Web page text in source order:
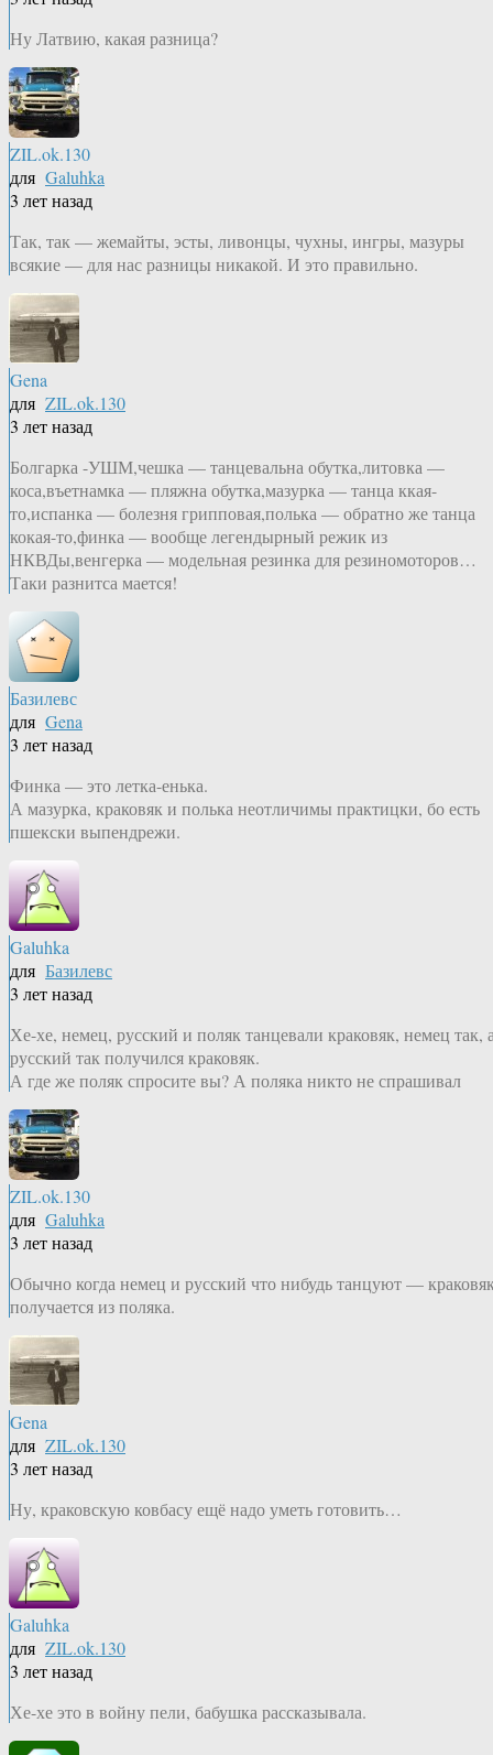
Ну Латвию, какая разница?
ZIL.ok.130
для Galuhka
3 лет назад
Так, так — жемайты, эсты, ливонцы, чухны, ингры, мазуры
всякие — для нас разницы никакой. И это правильно.
Gena
для ZIL.ok.130
3 лет назад
Болгарка -УШМ,чешка — танцевальна обутка,литовка —
коса,въетнамка — пляжна обутка,мазурка — танца ккая-
то,испанка — болезня грипповая,полька — обратно же танца
кокая-то,финка — вообще легендырный режик из
НКВДы,венгерка — модельная резинка для резиномоторов…
Таки разнитса мается!
Базилевс
для Gena
3 лет назад
Финка — это летка-енька.
А мазурка, краковяк и полька неотличимы практицки, бо есть
пшекски выпендрежи.
Galuhka
для Базилевс
3 лет назад
Хе-хе, немец, русский и поляк танцевали краковяк, немец так,
русский так получился краковяк.
А где же поляк спросите вы? А поляка никто не спрашивал
ZIL.ok.130
для Galuhka
3 лет назад
Обычно когда немец и русский что нибудь танцуют —
получается из поляка.
Gena
для ZIL.ok.130
3 лет назад
Ну, краковскую ковбасу ещё надо уметь готовить…
Galuhka
для ZIL.ok.130
3 лет назад
Хе-хе это в войну пели, бабушка рассказывала.